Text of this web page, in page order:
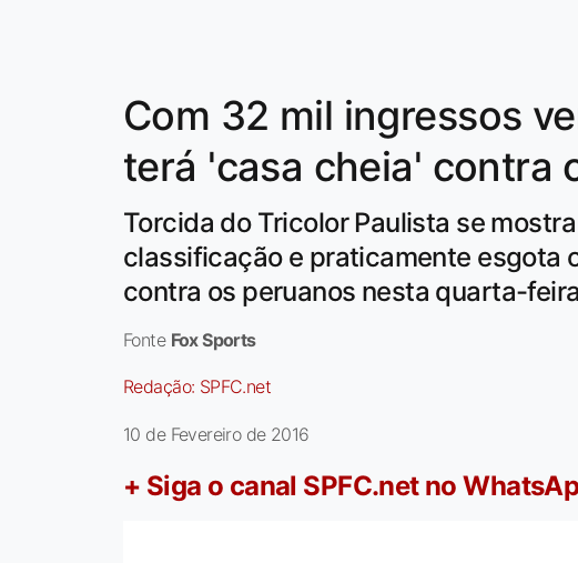
Com 32 mil ingressos
terá 'casa cheia' contra
Torcida do Tricolor Paulista se
classificação e praticamente esgota
contra os peruanos nesta quarta-feira
Fonte Fox Sports
Redação: SPFC.net
10 de Fevereiro de 2016
+ Siga o canal SPFC.net no